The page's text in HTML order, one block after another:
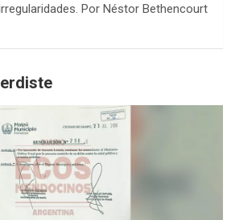
Por Néstor Bethencourt